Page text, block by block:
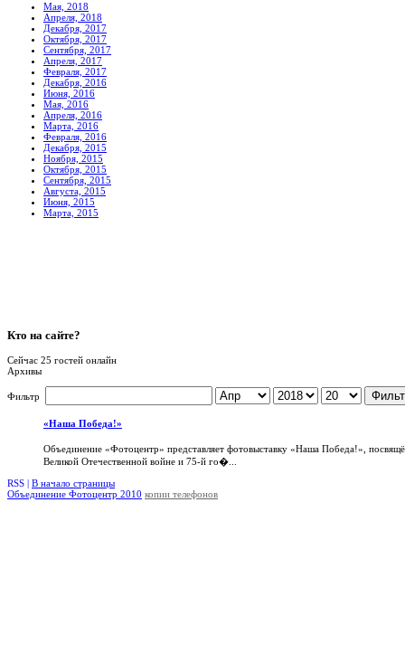
Мая, 2018
Апреля, 2018
Декабря, 2017
Октября, 2017
Сентября, 2017
Апреля, 2017
Февраля, 2017
Декабря, 2016
Июня, 2016
Мая, 2016
Апреля, 2016
Марта, 2016
Февраля, 2016
Декабря, 2015
Ноября, 2015
Октября, 2015
Сентября, 2015
Августа, 2015
Июня, 2015
Марта, 2015
Кто на сайте?
Сейчас 25 гостей онлайн
Архивы
Фильтр
«Наша Победа!»
Объединение «Фотоцентр» представляет фотовыставку «Наша Победа!»,
Великой Отечественной войне и 75-й го�...
RSS | В начало страницы
Объединение Фотоцентр 2010 копии телефонов